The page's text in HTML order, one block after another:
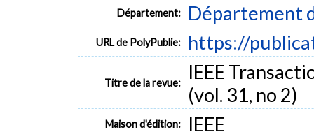
Département: Département
URL de PolyPublie: https://
Titre de la revue:
IEEE
(vol. 31, no 2)
Maison d'édition: IEEE